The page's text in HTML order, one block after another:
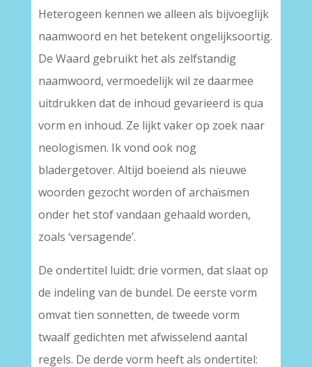
Heterogeen kennen we alleen als bijvoeglijk
naamwoord en het betekent ongelijksoortig.
De Waard gebruikt het als zelfstandig
naamwoord, vermoedelijk wil ze daarmee
uitdrukken dat de inhoud gevarieerd is qua
vorm en inhoud. Ze lijkt vaker op zoek naar
neologismen. Ik vond ook nog
bladergetover. Altijd boeiend als nieuwe
woorden gezocht worden of archaïsmen
onder het stof vandaan gehaald worden,
zoals ‘versagende’.
De ondertitel luidt: drie vormen, dat slaat op
de indeling van de bundel. De eerste vorm
omvat tien sonnetten, de tweede vorm
twaalf gedichten met afwisselend aantal
regels. De derde vorm heeft als ondertitel: